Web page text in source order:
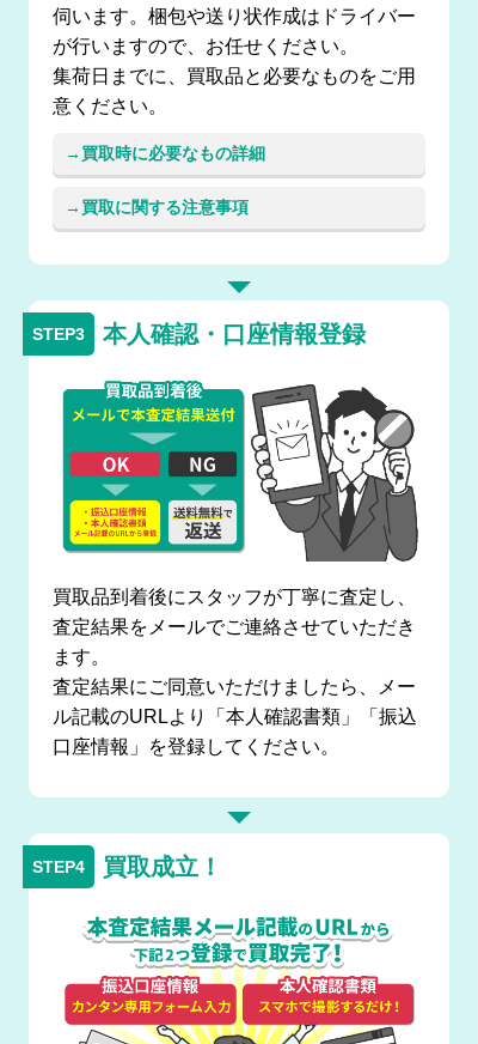
伺います。梱包や送り状作成はドライバー
が行いますので、お任せください。
集荷日までに、買取品と必要なものをご用
意ください。
買取時に必要なもの詳細
買取に関する注意事項
本人確認・口座情報登録
買取品到着後にスタッフが丁寧に査定し、
査定結果をメールでご連絡させていただき
ます。
査定結果にご同意いただけましたら、メー
ル記載のURLより「本人確認書類」「振込
口座情報」を登録してください。
買取成立！